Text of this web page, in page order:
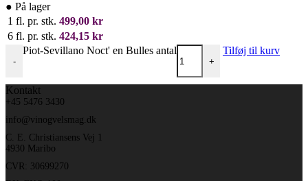
● På lager
1 fl. pr. stk. 499,00 kr
6 fl. pr. stk. 424,15 kr
-
Piot-Sevillano Noct' en Bulles antal
+
Tilføj til kurv
Kontakt
+45 5476 3430
info@vinogvelsmag.dk
C. E. Christiansens Vej 1
4930 Maribo
CVR: 30699270